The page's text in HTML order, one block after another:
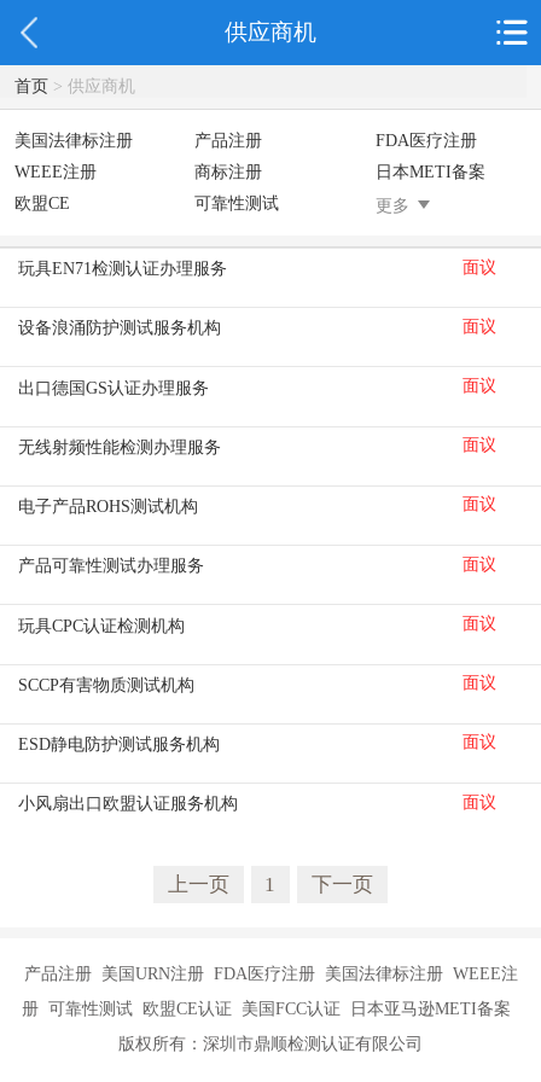
供应商机
首页> 供应商机
美国法律标注册 产品注册
FDA医疗注册
WEEE注册
商标注册
日本METI备案
欧盟CE
可靠性测试 美国防止儿童打开
更多
玩具EN71检测认证办理服务 面议
设备浪涌防护测试服务机构 面议
出口德国GS认证办理服务 面议
无线射频性能检测办理服务 面议
电子产品ROHS测试机构 面议
产品可靠性测试办理服务 面议
玩具CPC认证检测机构 面议
SCCP有害物质测试机构 面议
ESD静电防护测试服务机构 面议
小风扇出口欧盟认证服务机构 面议
上一页 1 下一页
产品注册 美国URN注册 FDA医疗注册 美国法律标注册 WEEE注
册 可靠性测试 欧盟CE认证 美国FCC认证 日本亚马逊METI备案
版权所有：深圳市鼎顺检测认证有限公司